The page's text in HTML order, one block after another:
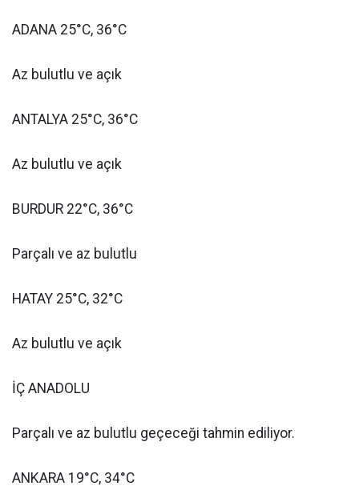
ADANA 25°C, 36°C
Az bulutlu ve açık
ANTALYA 25°C, 36°C
Az bulutlu ve açık
BURDUR 22°C, 36°C
Parçalı ve az bulutlu
HATAY 25°C, 32°C
Az bulutlu ve açık
İÇ ANADOLU
Parçalı ve az bulutlu geçeceği tahmin ediliyor.
ANKARA 19°C, 34°C